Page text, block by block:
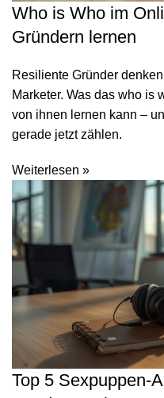
Who is Who im
Gründern lernen
Resiliente Gründer
Marketer. Was das who is
von ihnen lernen kann –
gerade jetzt zählen.
Weiterlesen »
Top 5 Sexpuppen-